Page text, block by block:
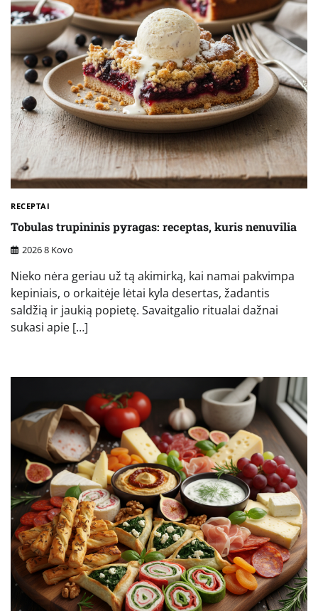
RECEPTAI
Tobulas trupininis pyragas: receptas, kuris nenuvilia
2026 8 Kovo
Nieko nėra geriau už tą akimirką, kai namai pakvimpa
kepiniais, o orkaitėje lėtai kyla desertas, žadantis
saldžią ir jaukią popietę. Savaitgalio ritualai dažnai
sukasi apie […]